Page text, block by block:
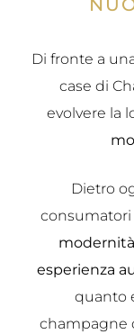
Di fronte a
case di
evolvere la
Dietro
esperienza
quanto
champagne